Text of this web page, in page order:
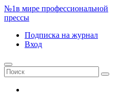
№1в мире профессиональной
прессы
Подписка на журнал
Вход